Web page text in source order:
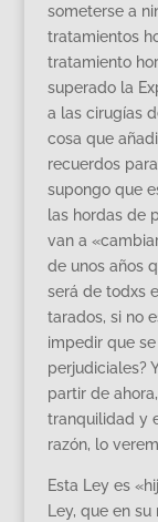
someterse a
tratamientos
tratamiento
superado la
a las cirugías
cosa que
recuerdos
supongo que
las hordas de
van a
de unos años
será de todxs
tarados, si no
impedir que
perjudiciales?
partir de
tranquilidad y
razón, lo
Esta Ley es
Ley, que en